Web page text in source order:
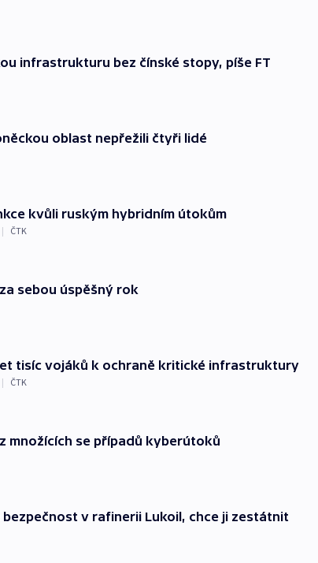
infrastrukturu bez čínské stopy, píše FT
oblast nepřežili čtyři lidé
kvůli ruským hybridním útokům
| ČTK
sebou úspěšný rok
tisíc vojáků k ochraně kritické infrastruktury
| ČTK
množících se případů kyberútoků
bezpečnost v rafinerii Lukoil, chce ji zestátnit